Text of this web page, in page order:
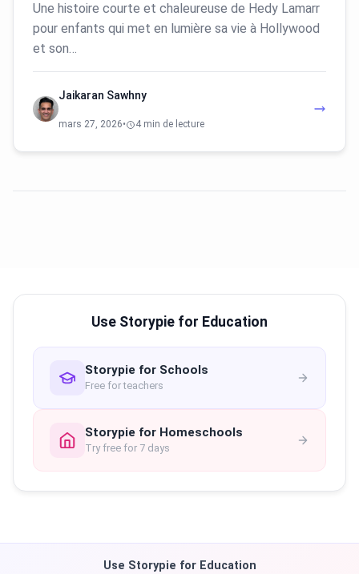
Une histoire courte et chaleureuse de Hedy Lamarr
pour enfants qui met en lumière sa vie à Hollywood
et son…
Jaikaran Sawhny
mars 27, 2026• 4 min de lecture
Use Storypie for Education
Storypie for Schools
Free for teachers
Storypie for Homeschools
Try free for 7 days
Use Storypie for Education